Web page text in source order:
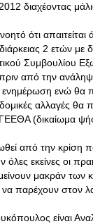
διαχέοντας
ότι
2 ετών
Συμβουλίου
από την
ενημέρωση ενώ θα
αλλαγές
(δικαίωμα
από την κρίση
όλες εκείνες οι
μακράν
παρέχουν στον
είναι